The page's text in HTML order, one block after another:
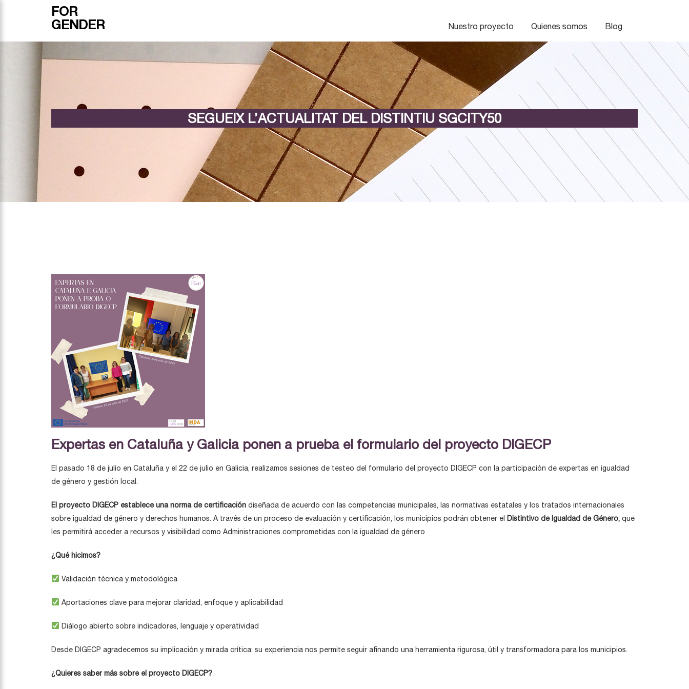
FOR
GENDER
Nuestro proyecto Quienes somos Blog
SEGUEIX L’ACTUALITAT DEL DISTINTIU SGCITY50
Expertas en Cataluña y Galicia ponen a prueba el formulario del proyecto DIGECP
El pasado 18 de julio en Cataluña y el 22 de julio en Galicia, realizamos sesiones de testeo del formulario del proyecto DIGECP con la participación de expertas en igualdad
de género y gestión local.
El proyecto DIGECP establece una norma de certificación diseñada de acuerdo con las competencias municipales, las normativas estatales y los tratados internacionales
sobre igualdad de género y derechos humanos. A través de un proceso de evaluación y certificación, los municipios podrán obtener el Distintivo de Igualdad de Género, que
les permitirá acceder a recursos y visibilidad como Administraciones comprometidas con la igualdad de género
¿Qué hicimos?
Validación técnica y metodológica
Aportaciones clave para mejorar claridad, enfoque y aplicabilidad
Diálogo abierto sobre indicadores, lenguaje y operatividad
Desde DIGECP agradecemos su implicación y mirada crítica: su experiencia nos permite seguir afinando una herramienta rigurosa, útil y transformadora para los municipios.
¿Quieres saber más sobre el proyecto DIGECP?